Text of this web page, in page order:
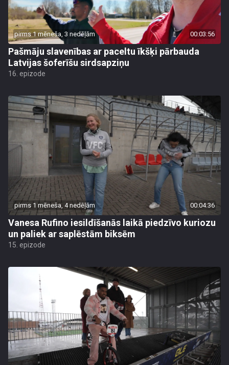
pirms 1 mēneša, 3 nedēļām 00:03:56
Pašmāju slavenības ar paceltu īkšķi pārbauda
Latvijas šoferīšu sirdsapziņu
16. epizode
pirms 1 mēneša, 4 nedēļām 00:04:36
Vanesa Rufino iesildīšanās laikā piedzīvo kuriozu
un paliek ar saplēstām biksēm
15. epizode